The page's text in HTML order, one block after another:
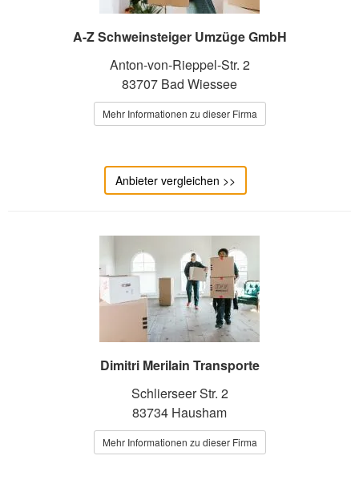
A-Z Schweinsteiger Umzüge GmbH
Anton-von-Rieppel-Str. 2
83707 Bad Wiessee
Mehr Informationen zu dieser Firma
Anbieter vergleichen >>
Dimitri Merilain Transporte
Schlierseer Str. 2
83734 Hausham
Mehr Informationen zu dieser Firma